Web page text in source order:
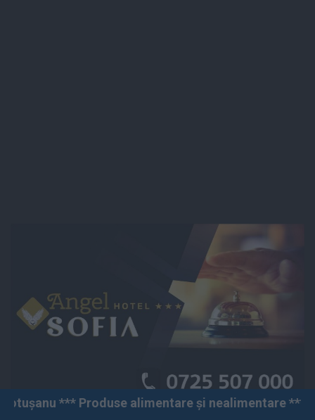
alimentare și nealimentare *** Vânzări angro